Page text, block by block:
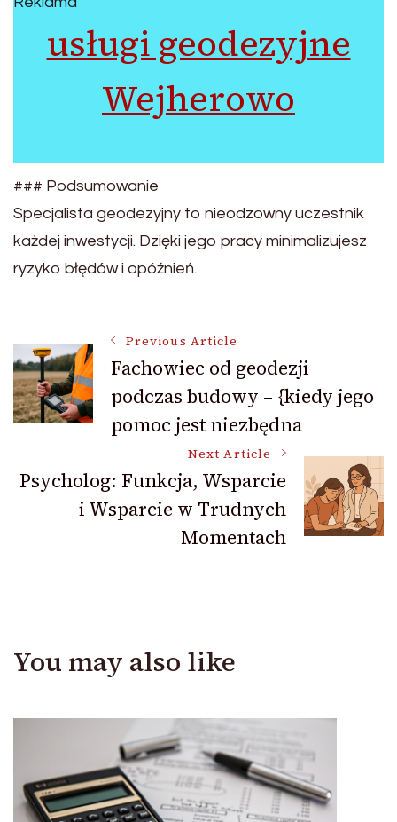
usługi geodezyjne
Wejherowo
### Podsumowanie
Specjalista geodezyjny to nieodzowny uczestnik
każdej inwestycji. Dzięki jego pracy minimalizujesz
ryzyko błędów i opóźnień.
Post
Navigation
Previous Article
Fachowiec od geodezji
podczas budowy – {kiedy jego
pomoc jest niezbędna
Next Article
Psycholog: Funkcja, Wsparcie
i Wsparcie w Trudnych
Momentach
You may also like